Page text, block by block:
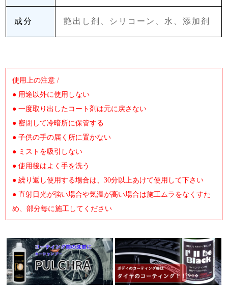
成分 艶出し剤、シリコーン、水、添加剤
使用上の注意 /
● 用途以外に使用しない
● 一度取り出したコート剤は元に戻さない
● 密閉して冷暗所に保管する
● 子供の手の届く所に置かない
● ミストを吸引しない
● 使用後はよく手を洗う
● 繰り返し使用する場合は、30分以上あけて使用して下さい
● 直射日光が強い場合や気温が高い場合は施工ムラをなくすた
め、部分毎に施工してください